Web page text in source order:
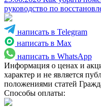
руководство по
написать в Telegram
написать в Max
написать в WhatsApp
Информация о ценах и
характер и не является
положениями статей
Способы оплаты: